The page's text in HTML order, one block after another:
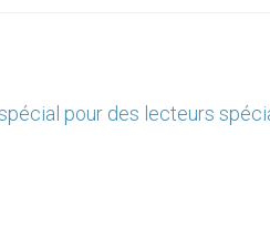
pour des lecteurs